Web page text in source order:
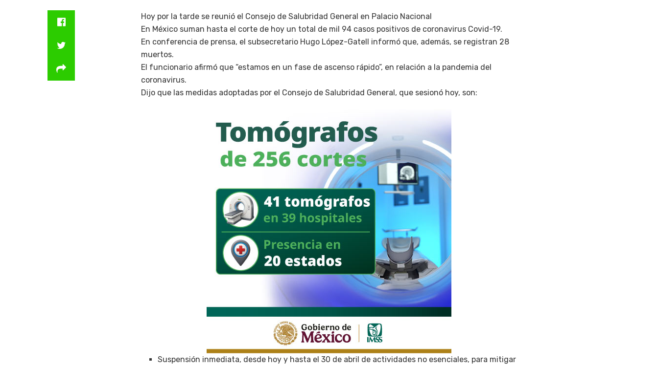
Hoy por la tarde se reunió el Consejo de Salubridad General en Palacio Nacional
En México suman hasta el corte de hoy un total de mil 94 casos positivos de coronavirus Covid-19.
En conferencia de prensa, el subsecretario Hugo López-Gatell informó que, además, se registran 28
muertos.
El funcionario afirmó que “estamos en un fase de ascenso rápido”, en relación a la pandemia del
coronavirus.
Dijo que las medidas adoptadas por el Consejo de Salubridad General, que sesionó hoy, son:
Suspensión inmediata, desde hoy y hasta el 30 de abril de actividades no esenciales, para mitigar